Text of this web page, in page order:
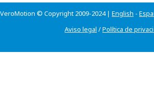
© Copyright 2009-2024 | English -
Aviso legal /Política de